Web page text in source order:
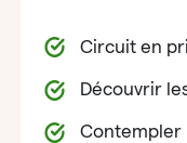
Circuit en
Découvrir
Contempler